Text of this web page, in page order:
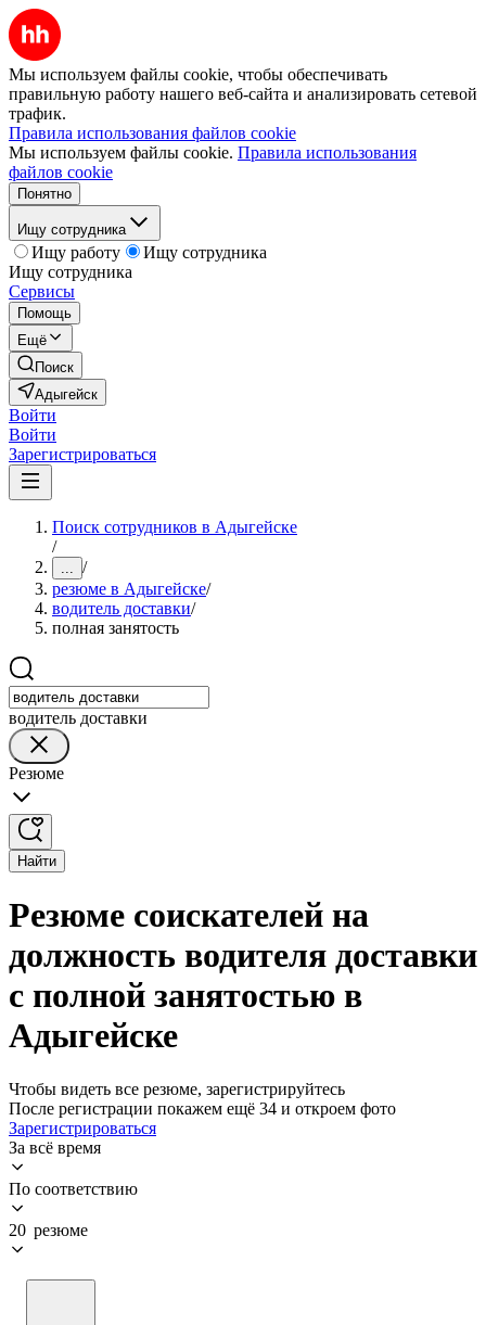
Мы используем файлы cookie, чтобы обеспечивать
правильную работу нашего веб-сайта и анализировать сетевой
трафик.
Правила использования файлов cookie
Мы используем файлы cookie. Правила использования
файлов cookie
Понятно
Ищу сотрудника
Ищу работу
Ищу сотрудника
Ищу сотрудника
Сервисы
Помощь
Ещё
Поиск
Адыгейск
Войти
Войти
Зарегистрироваться
Поиск сотрудников в Адыгейске
/
... /
резюме в Адыгейске/
водитель доставки/
полная занятость
водитель доставки
Резюме
Найти
Резюме соискателей на
должность водителя доставки
с полной занятостью в
Адыгейске
Чтобы видеть все резюме, зарегистрируйтесь
После регистрации покажем ещё 34 и откроем фото
Зарегистрироваться
За всё время
По соответствию
20 резюме